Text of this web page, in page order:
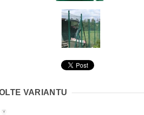
VARIANTU